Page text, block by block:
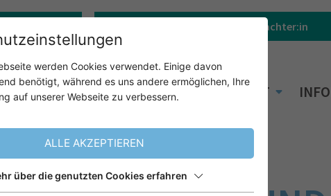
werden Cookies verwendet. Einige davon
benötigt, während es uns andere ermöglichen, Ihre
auf unserer Webseite zu verbessern.
ALLE AKZEPTIEREN
über die genutzten Cookies erfahren
Klinisch-psychologische:r Gutachter:in
ÜBER UNS UNSER ANGEBOT